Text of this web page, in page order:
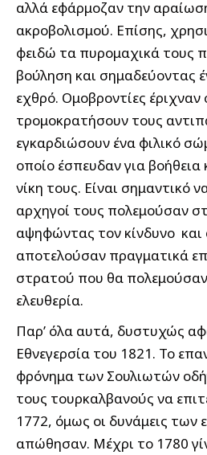
αλλά εφάρμοζαν την
ακροβολισμού. Επίσης,
φειδώ τα πυρομαχικά τους
βούληση και σημαδεύοντας
εχθρό. Ομοβροντίες
τρομοκρατήσουν τους
εγκαρδιώσουν ένα φιλικό
οποίο έσπευδαν για βοήθεια
νίκη τους. Είναι σημαντικό
αρχηγοί τους πολεμούσαν
αψηφώντας τον κίνδυνο και
αποτελούσαν πραγματικά
στρατού που θα
ελευθερία.
Παρ’ όλα αυτά, δυστυχώς
Εθνεγερσία του 1821. Το
φρόνημα των Σουλιωτών
τους τουρκαλβανούς να
1772, όμως οι δυνάμεις
απώθησαν. Μέχρι το 1780